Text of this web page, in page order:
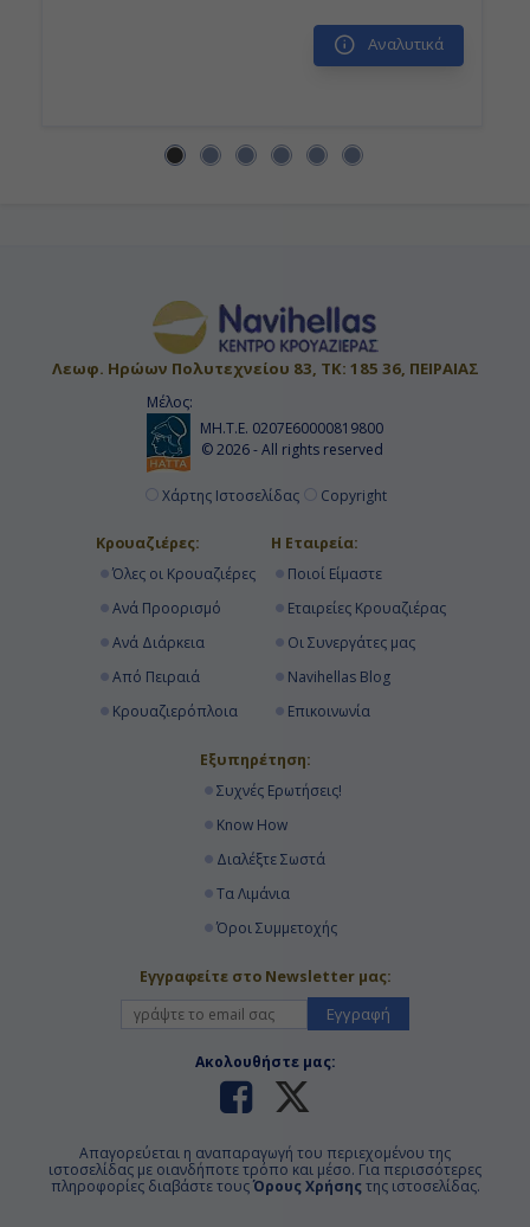
Αναλυτικά
Λεωφ. Ηρώων Πολυτεχνείου 83, ΤΚ: 185 36, ΠΕΙΡΑΙΑΣ
Μέλος:
ΜΗ.Τ.Ε. 0207Ε60000819800
© 2026 - All rights reserved
Χάρτης Ιστοσελίδας Copyright
Κρουαζιέρες:
Όλες οι Κρουαζιέρες
Ανά Προορισμό
Ανά Διάρκεια
Από Πειραιά
Κρουαζιερόπλοια
Η Εταιρεία:
Ποιοί Είμαστε
Εταιρείες Κρουαζιέρας
Οι Συνεργάτες μας
Navihellas Blog
Επικοινωνία
Εξυπηρέτηση:
Συχνές Ερωτήσεις!
Know How
Διαλέξτε Σωστά
Τα Λιμάνια
Όροι Συμμετοχής
Εγγραφείτε στο Newsletter μας:
Εγγραφή
Ακολουθήστε μας:
Απαγορεύεται η αναπαραγωγή του περιεχομένου της
ιστοσελίδας με οιανδήποτε τρόπο και μέσο. Για περισσότερες
πληροφορίες διαβάστε τουςΌρους Χρήσης της ιστοσελίδας.